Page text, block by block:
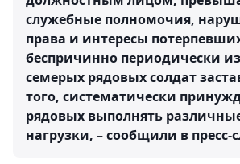
служебные полномочия,
права и интересы
беспричинно периодически
семерых рядовых солдат
того, систематически
рядовых выполнять
нагрузки, – сообщили в пресс-